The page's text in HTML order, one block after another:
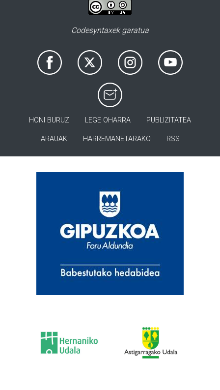
Codesyntaxek garatua
HONI BURUZ LEGE OHARRA PUBLIZITATEA
ARAUAK HARREMANETARAKO RSS